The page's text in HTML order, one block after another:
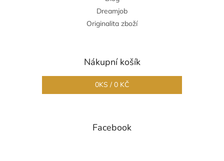
Dreamjob
Originalita zboží
Nákupní košík
0KS / 0 KČ
Facebook